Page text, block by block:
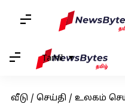
Tamil
வீடு / செய்தி / உலகம்